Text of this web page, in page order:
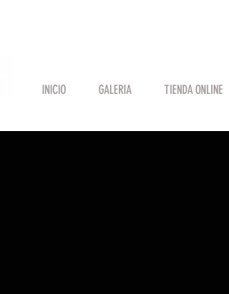
INICIO GALERIA TIENDA ONLINE